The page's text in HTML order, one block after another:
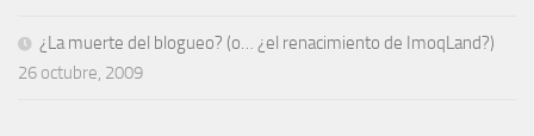
¿La muerte del blogueo? (o… ¿el renacimiento de ImoqLand?)
26 octubre, 2009